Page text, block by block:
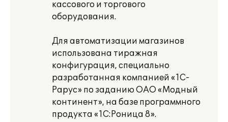
кассового и торгового
оборудования.
Для автоматизации магазинов
использована тиражная
конфигурация, специально
разработанная компанией «1С-
Рарус» по заданию ОАО «Модный
континент», на базе программного
продукта «1С:Роница 8».